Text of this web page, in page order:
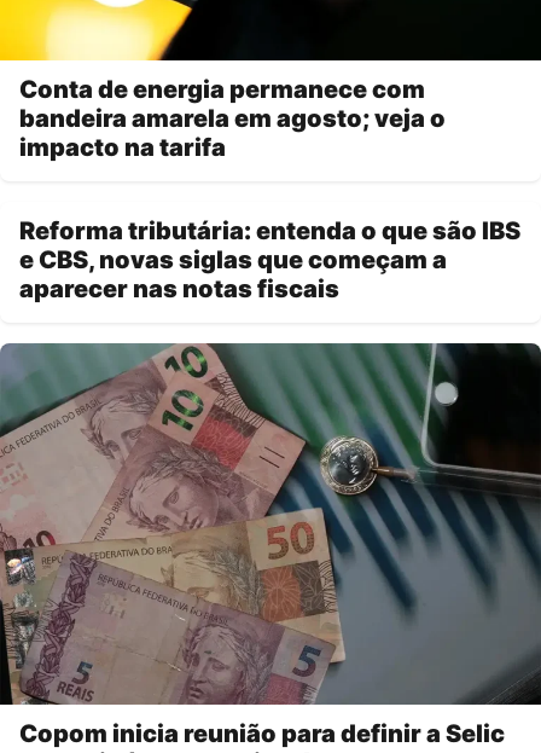
Conta de energia permanece com
bandeira amarela em agosto; veja o
impacto na tarifa
Reforma tributária: entenda o que são IBS
e CBS, novas siglas que começam a
aparecer nas notas fiscais
Copom inicia reunião para definir a Selic